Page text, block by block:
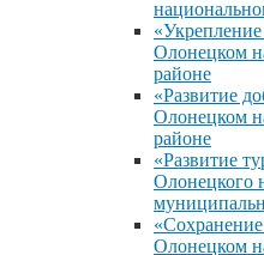
Олонецком
районе
«Развитие
Олонецком
районе
«Развитие
Олонецкого
Олонецком